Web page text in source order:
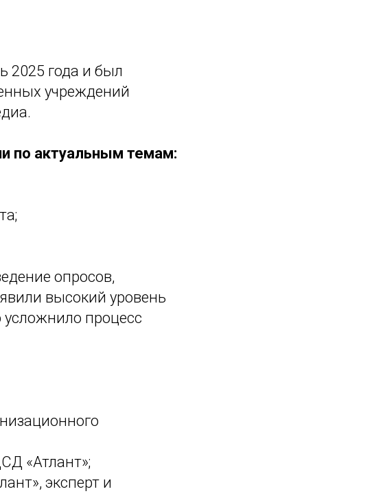
2025 года и был
учреждений
по актуальным темам:
опросов,
высокий уровень
усложнило процесс
«Атлант»;
эксперт и